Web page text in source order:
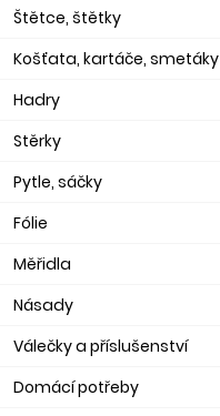
Štětce, štětky
Košťata, kartáče, smetáky
Hadry
Stěrky
Pytle, sáčky
Fólie
Měřidla
Násady
Válečky a příslušenství
Domácí potřeby